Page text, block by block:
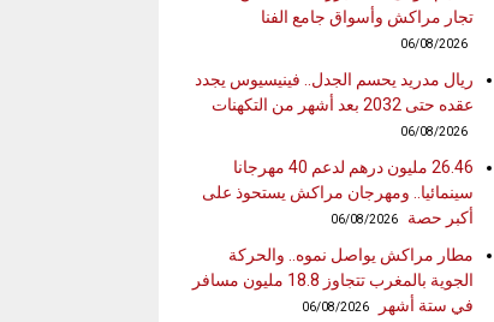
تجار مراكش وأسواق جامع الفنا
06/08/2026
ريال مدريد يحسم الجدل.. فينيسيوس يجدد
عقده حتى 2032 بعد أشهر من التكهنات
06/08/2026
26.46 مليون درهم لدعم 40 مهرجانا
سينمائيا.. ومهرجان مراكش يستحوذ على
أكبر حصة
06/08/2026
مطار مراكش يواصل نموه.. والحركة
الجوية بالمغرب تتجاوز 18.8 مليون مسافر
في ستة أشهر
06/08/2026